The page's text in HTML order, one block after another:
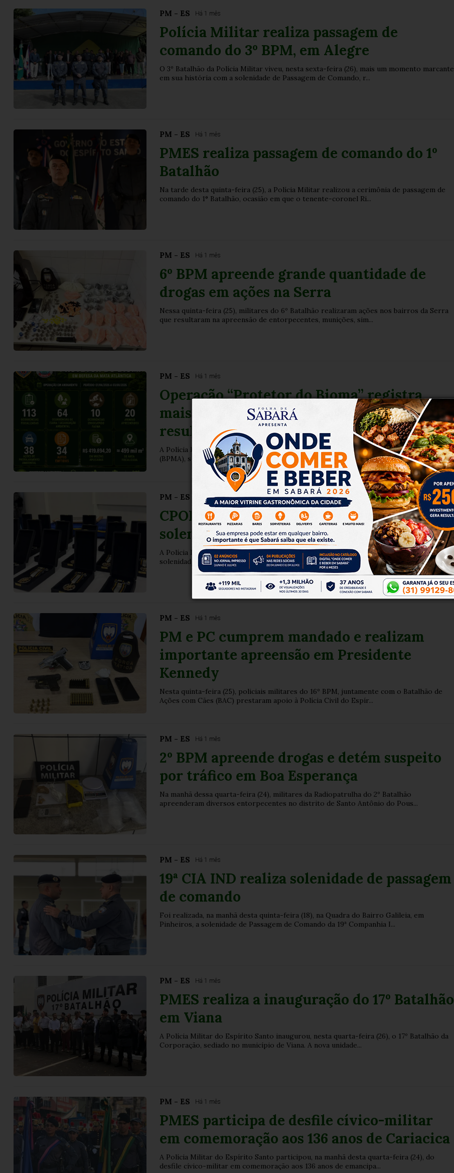
PM - ES Há 1 mês
Polícia Militar realiza passagem de
comando do 3º BPM, em Alegre
O 3º Batalhão da Polícia Militar viveu, nesta sexta-feira (26), mais um momento marcante
em sua história com a solenidade de Passagem de Comando, r...
PM - ES Há 1 mês
PMES realiza passagem de comando do 1º
Batalhão
Na tarde desta quinta-feira (25), a Polícia Militar realizou a cerimônia de passagem de
comando do 1° Batalhão, ocasião em que o tenente-coronel Ri...
PM - ES Há 1 mês
6º BPM apreende grande quantidade de
drogas em ações na Serra
Nessa quinta-feira (25), militares do 6º Batalhão realizaram ações nos bairros da Serra
que resultaram na apreensão de entorpecentes, munições, sim...
PM - ES Há 1 mês
Operação “Protetor do Bioma” registra
mais de 100 fiscalizações ambientais em
resultado parcial no ES
A Polícia Militar do Espírito Santo, por meio do Batalhão de Polícia Militar Ambiental
(BPMA), segue executando a Operação Protetor do Bioma, inici...
PM - ES Há 1 mês
CPOE celebra 14 anos de atuação com
solenidade e entrega de medalhas
A Polícia Militar do Espírito Santo realizou, na manhã desta quinta-feira (25), a
solenidade em comemoração ao 14º aniversário de criação do Comand...
PM - ES Há 1 mês
PM e PC cumprem mandado e realizam
importante apreensão em Presidente
Kennedy
Nesta quinta-feira (25), policiais militares do 16º BPM, juntamente com o Batalhão de
Ações com Cães (BAC) prestaram apoio à Polícia Civil do Espír...
PM - ES Há 1 mês
2º BPM apreende drogas e detém suspeito
por tráfico em Boa Esperança
Na manhã dessa quarta-feira (24), militares da Radiopatrulha do 2º Batalhão
apreenderam diversos entorpecentes no distrito de Santo Antônio do Pous...
PM - ES Há 1 mês
19ª CIA IND realiza solenidade de passagem
de comando
Foi realizada, na manhã desta quinta-feira (18), na Quadra do Bairro Galileia, em
Pinheiros, a solenidade de Passagem de Comando da 19ª Companhia I...
PM - ES Há 1 mês
PMES realiza a inauguração do 17º Batalhão
em Viana
A Polícia Militar do Espírito Santo inaugurou, nesta quarta-feira (26), o 17º Batalhão da
Corporação, sediado no município de Viana. A nova unidade...
PM - ES Há 1 mês
PMES participa de desfile cívico-militar
em comemoração aos 136 anos de Cariacica
A Polícia Militar do Espírito Santo participou, na manhã desta quarta-feira (24), do
desfile cívico-militar em comemoração aos 136 anos de emancipa...